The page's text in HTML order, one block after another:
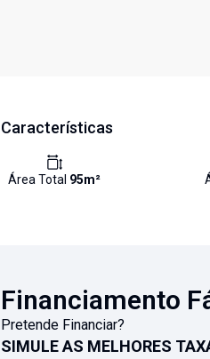
Características
Área Total 95m²
Financiamento
Pretende Financiar?
SIMULE AS MELHORES